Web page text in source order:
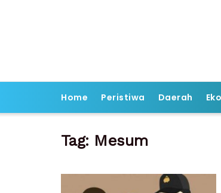
Home Peristiwa Daerah
Tag: Mesum